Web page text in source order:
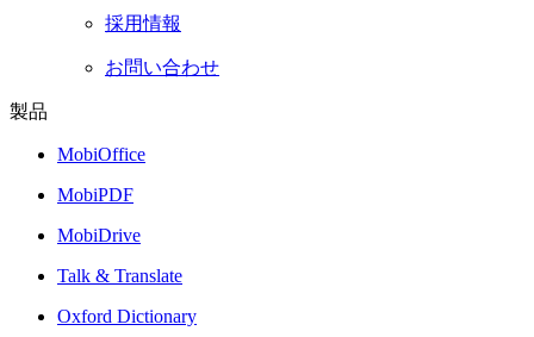
採用情報
お問い合わせ
製品
MobiOffice
MobiPDF
MobiDrive
Talk & Translate
Oxford Dictionary